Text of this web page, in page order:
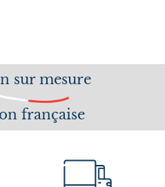
sur mesure
française